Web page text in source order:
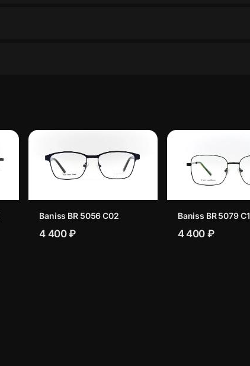
Baniss BR 5056 C02
4 400 ₽
Baniss BR 5079 C1
4 400 ₽